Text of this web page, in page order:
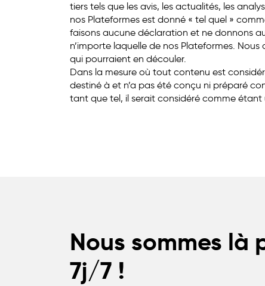
tiers tels que les avis, les actualités, les
nos Plateformes est donné « tel quel »
faisons aucune déclaration et ne donnons
n’importe laquelle de nos Plateformes.
qui pourraient en découler.
Dans la mesure où tout contenu est
destiné à et n’a pas été conçu ni préparé
tant que tel, il serait considéré comme
Nous sommes là
7j/7 !